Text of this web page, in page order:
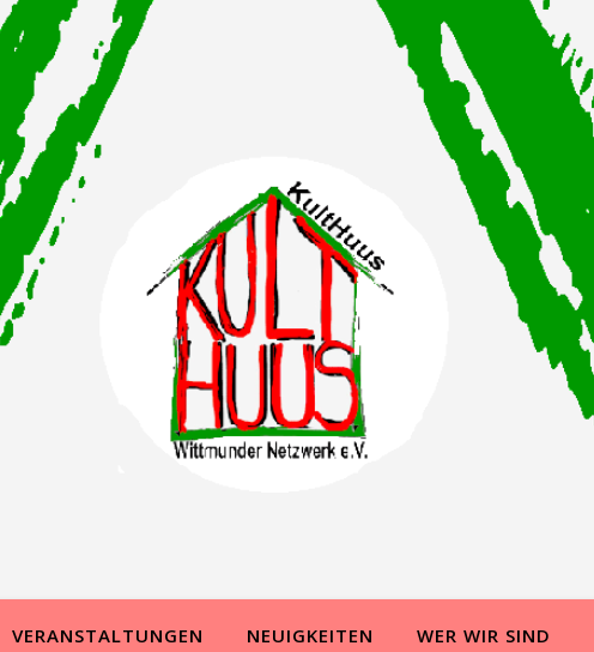
VERANSTALTUNGEN NEUIGKEITEN WER WIR SIND